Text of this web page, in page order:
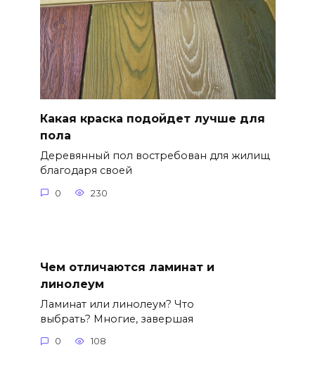
Какая краска подойдет лучше для
пола
Деревянный пол востребован для жилищ
благодаря своей
0 230
Чем отличаются ламинат и
линолеум
Ламинат или линолеум? Что
выбрать? Многие, завершая
0 108